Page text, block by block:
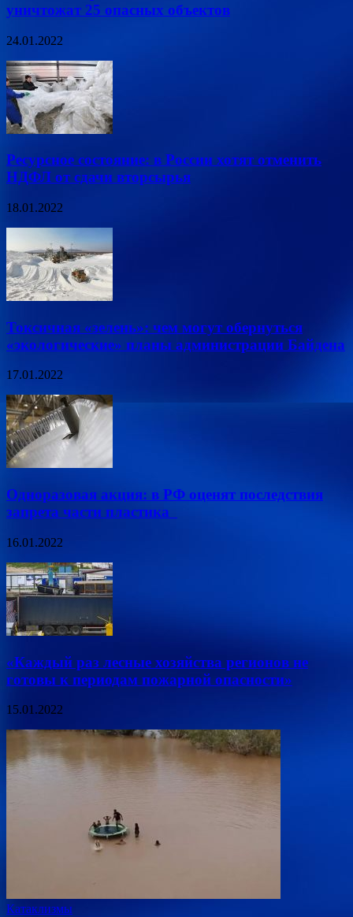
уничтожат 25 опасных объектов
24.01.2022
Ресурсное состояние: в России хотят отменить
НДФЛ от сдачи вторсырья
18.01.2022
Токсичная «зелень»: чем могут обернуться
«экологические» планы администрации Байдена
17.01.2022
Одноразовая акция: в РФ оценят последствия
запрета части пластика
16.01.2022
«Каждый раз лесные хозяйства регионов не
готовы к периодам пожарной опасности»
15.01.2022
Катаклизмы